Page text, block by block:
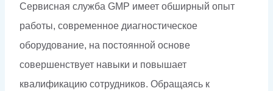
Сервисная служба GMP имеет обширный опыт
работы, современное диагностическое
оборудование, на постоянной основе
совершенствует навыки и повышает
квалификацию сотрудников. Обращаясь к